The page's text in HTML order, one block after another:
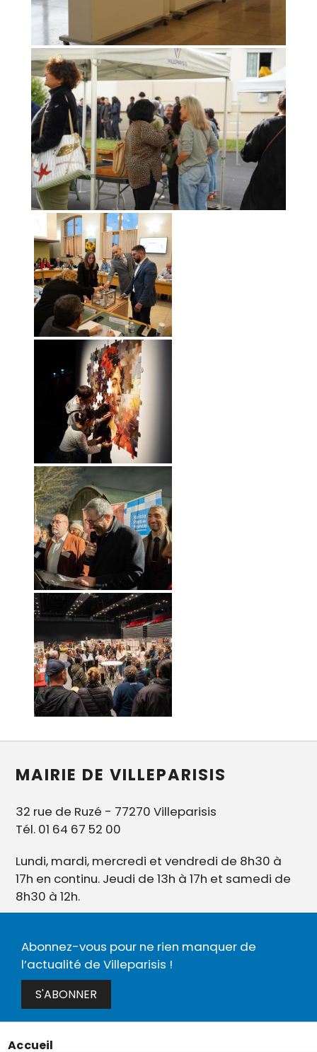
MAIRIE DE VILLEPARISIS
32 rue de Ruzé - 77270 Villeparisis
Tél. 01 64 67 52 00
Lundi, mardi, mercredi et vendredi de 8h30 à
17h en continu. Jeudi de 13h à 17h et samedi de
8h30 à 12h.
Abonnez-vous pour ne rien manquer de
l’actualité de Villeparisis !
S'ABONNER
Accueil